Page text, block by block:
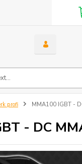
profi MMA100 IGBT -
- DC